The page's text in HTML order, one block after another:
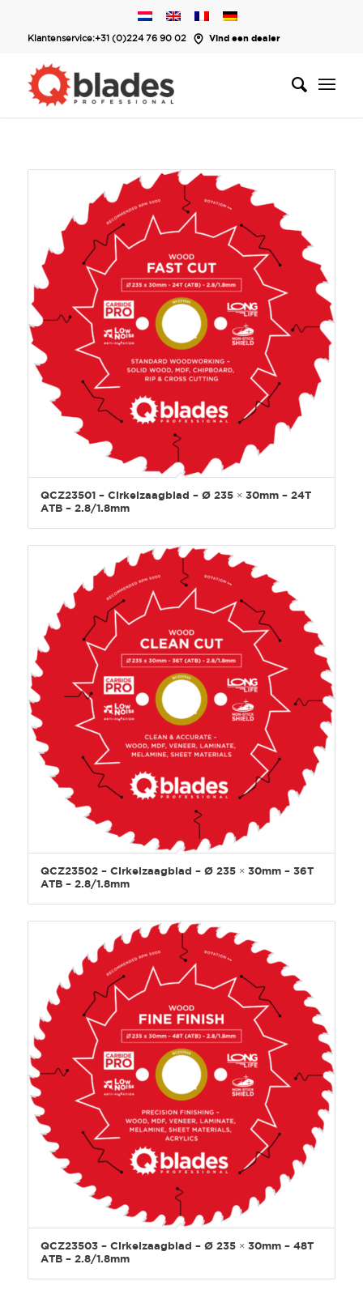
Klantenservice:+31 (0)224 76 90 02 Vind een dealer
QCZ23501 – Cirkelzaagblad – Ø 235 × 30mm – 24T
ATB – 2.8/1.8mm
QCZ23502 – Cirkelzaagblad – Ø 235 × 30mm – 36T
ATB – 2.8/1.8mm
QCZ23503 – Cirkelzaagblad – Ø 235 × 30mm – 48T
ATB – 2.8/1.8mm